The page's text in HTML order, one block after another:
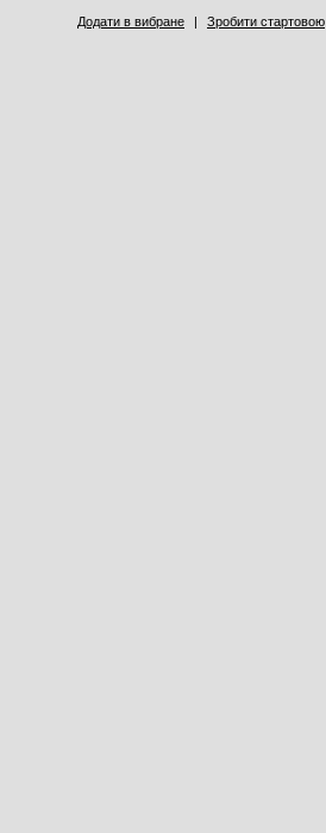
Додати в вибране | Зробити стартовою